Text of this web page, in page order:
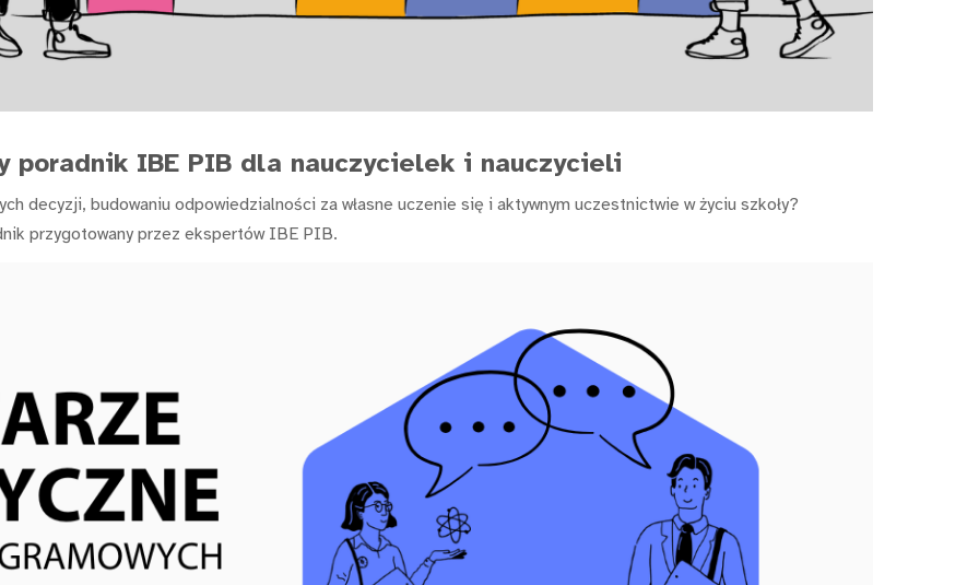
poradnik IBE PIB dla nauczycielek i nauczycieli
decyzji, budowaniu odpowiedzialności za własne uczenie się i aktywnym uczestnictwie w życiu szkoły?
przygotowany przez ekspertów IBE PIB.